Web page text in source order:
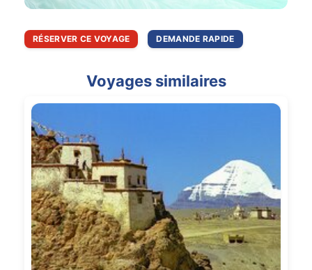
RÉSERVER CE VOYAGE DEMANDE RAPIDE
Voyages similaires